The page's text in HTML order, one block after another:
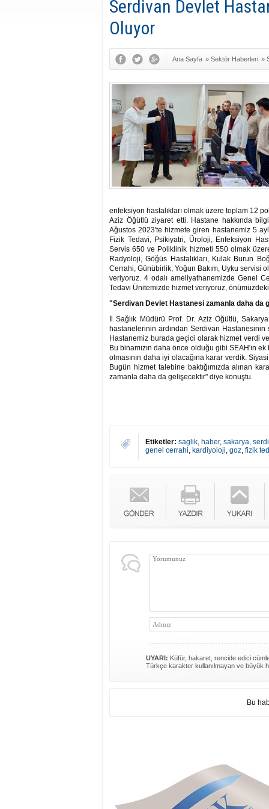
Serdivan Devlet
Oluyor
Ana Sayfa » Sektör Haberleri »
enfeksiyon hastalıkları olmak üzere toplam 12
Aziz Öğütlü ziyaret etti. Hastane hakkında
Ağustos 2023'te hizmete giren hastanemiz 5
Fizik Tedavi, Psikiyatri, Üroloji, Enfeksiyon
Servis 650 ve Poliklinik hizmeti 550 olmak
Radyoloji, Göğüs Hastalıkları, Kulak Burun
Cerrahi, Günübirlik, Yoğun Bakım, Uyku servisi
veriyoruz. 4 odalı ameliyathanemizde Genel
Tedavi Ünitemizde hizmet veriyoruz,
"Serdivan Devlet Hastanesi zamanla daha da
İl Sağlık Müdürü Prof. Dr. Aziz Öğütlü,
hastanelerinin ardından Serdivan Hastanesinin
Hastanemiz burada geçici olarak hizmet verdi
Bu binamızın daha önce olduğu gibi SEAH'ın
olmasının daha iyi olacağına karar verdik.
Bugün hizmet talebine baktığımızda alınan
zamanla daha da gelişecektir" diye konuştu.
Etiketler: saglik, haber, sakarya,
genel cerrahi, kardiyoloji, goz, fizik
UYARI: Küfür, hakaret, rencide edici
Türkçe karakter kullanılmayan ve büyük
Bu